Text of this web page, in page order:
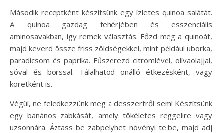
Második receptként készítsünk egy ízletes quinoa salátát.
A quinoa gazdag fehérjében és esszenciális
aminosavakban, így remek választás. Főzd meg a quinoát,
majd keverd össze friss zöldségekkel, mint például uborka,
paradicsom és paprika. Fűszerezd citromlével, olívaolajjal,
sóval és borssal. Tálalhatod önálló étkezésként, vagy
köretként is.
Végül, ne feledkezzünk meg a desszertről sem! Készítsünk
egy banános zabkását, amely tökéletes reggelire vagy
uzsonnára. Áztass be zabpelyhet növényi tejbe, majd adj